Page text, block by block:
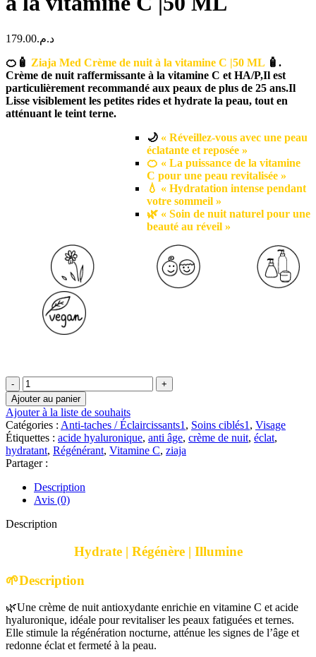
د.م.179.00
🍊🧴 Ziaja Med Crème de nuit à la vitamine C |50 ML 🧴.
Crème de nuit raffermissante à la vitamine C et HA/P,Il est
particulièrement recommandé aux peaux de plus de 25 ans.Il
Lisse visiblement les petites rides et hydrate la peau, tout en
atténuant le teint terne.
🌙 « Réveillez-vous avec une peau
éclatante et reposée »
🍊 « La puissance de la vitamine
C pour une peau revitalisée »
💧 « Hydratation intense pendant
votre sommeil »
🌿 « Soin de nuit naturel pour une
beauté au réveil »
quantité
de
🍊
🧴
Ziaja
Med
Crème
de
nuit
à
vitamine
Ajouter au panier
Ajouter à la liste de souhaits
Catégories : Anti-taches / Éclaircissants1 , Soins ciblés1 , Visage
Étiquettes : acide hyaluronique, anti âge, crème de nuit, éclat,
hydratant, Régénérant, Vitamine C, ziaja
Partager :
Description
Avis (0)
Description
Hydrate | Régénère | Illumine
🌱Description
🌿Une crème de nuit antioxydante enrichie en vitamine C et acide
hyaluronique, idéale pour revitaliser les peaux fatiguées et ternes.
Elle stimule la régénération nocturne, atténue les signes de l’âge et
redonne éclat et fermeté à la peau.